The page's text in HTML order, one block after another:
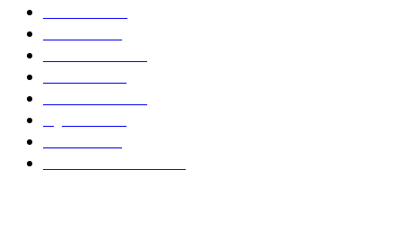
ข่าวเกมส์1162
เกม PC604
เกมส์ออนไลน์80
เกมส์มือถือ71
เกมส์คอนโซล67
สกู๊ปพิเศษ63
10 อันดับ24
วางจอย ปล่อยเมาส์23